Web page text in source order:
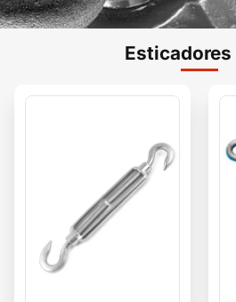
Esticadores